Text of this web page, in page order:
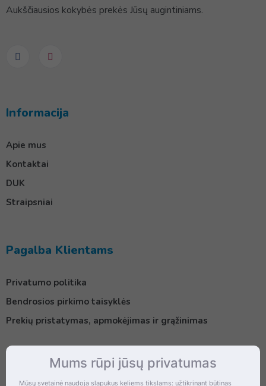
Aukščiausios kokybės prekės Jūsų augintiniams.
Informacija
Apie mus
Kontaktai
DUK
Straipsniai
Pagalba Klientams
Privatumo politika
Bendrosios pirkimo taisyklės
Prekių pristatymas, apmokėjimas ir grąžinimas
KontaktaiMums rūpi jūsų privatumas
Mūsų svetainė naudoja slapukus keliems tikslams: užtikrinant būtinas